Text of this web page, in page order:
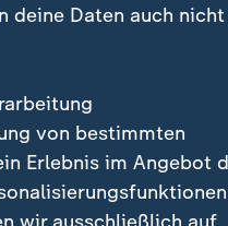
deine Daten auch nicht
von bestimmten
Erlebnis im Angebot